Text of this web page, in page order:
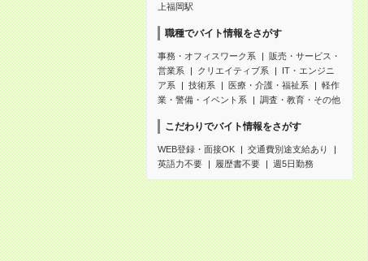
上福岡駅
職種でバイト情報をさがす
事務・オフィスワーク系
販売・サービス・
営業系
クリエイティブ系
IT・エンジニ
ア系
技術系 医療・介護・福祉系
軽作
業・警備・イベント系
調査・教育・その他
こだわりでバイト情報をさがす
WEB登録・面接OK
交通費別途支給あり
英語力不要
履歴書不要 週5日勤務